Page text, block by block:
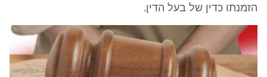
הזמנתו כדין של בעל הדין.